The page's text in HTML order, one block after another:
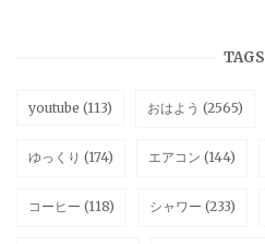
TAGS
youtube (113) おはよう (2565)
ゆっくり (174) エアコン (144)
コーヒー (118) シャワー (233)